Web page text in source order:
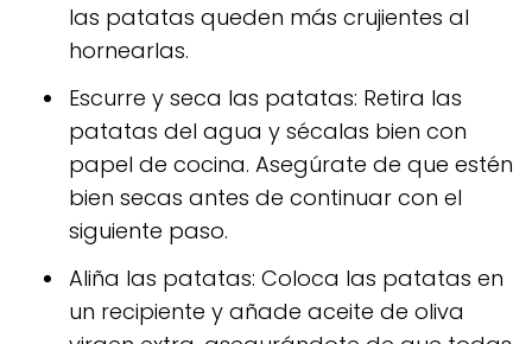
las patatas queden más crujientes al
hornearlas.
Escurre y seca las patatas: Retira las
patatas del agua y sécalas bien con
papel de cocina. Asegúrate de que estén
bien secas antes de continuar con el
siguiente paso.
Aliña las patatas: Coloca las patatas en
un recipiente y añade aceite de oliva